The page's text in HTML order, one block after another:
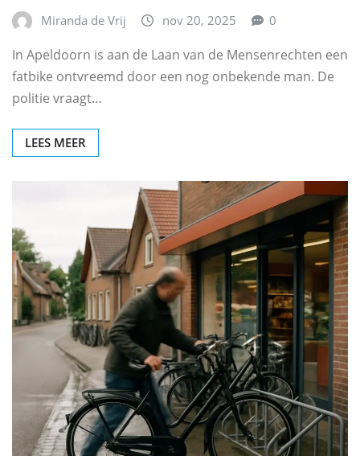
Miranda de Vrij nov 20, 2025 0
In Apeldoorn is aan de Laan van de Mensenrechten een
fatbike ontvreemd door een nog onbekende man. De
politie vraagt…
LEES MEER